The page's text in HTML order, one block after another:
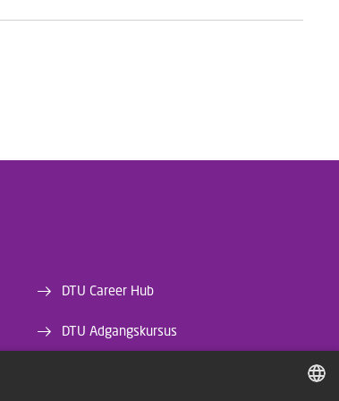
DTU Career Hub
DTU Adgangskursus